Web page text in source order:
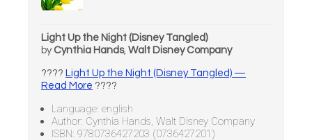
Light Up the Night (Disney Tangled)
by Cynthia Hands, Walt Disney Company
???? Light Up the Night (Disney Tangled) —
Read More ????
Language: english
Author: Cynthia Hands, Walt Disney Company
ISBN: 9780736427203 (0736427201)